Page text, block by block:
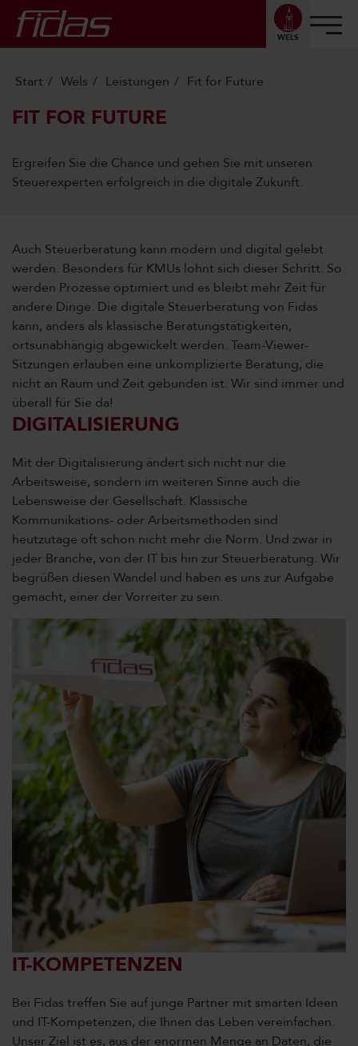
WELS
FIT FOR FUTURE
Start Wels Leistungen Fit for Future
Ergreifen Sie die Chance und gehen Sie mit unseren
Steuerexperten erfolgreich in die digitale Zukunft.
Auch Steuerberatung kann modern und digital gelebt
werden. Besonders für KMUs lohnt sich dieser Schritt. So
werden Prozesse optimiert und es bleibt mehr Zeit für
andere Dinge. Die digitale Steuerberatung von Fidas
kann, anders als klassische Beratungstätigkeiten,
ortsunabhängig abgewickelt werden. Team-Viewer-
Sitzungen erlauben eine unkomplizierte Beratung, die
nicht an Raum und Zeit gebunden ist. Wir sind immer und
überall für Sie da!
DIGITALISIERUNG
Mit der Digitalisierung ändert sich nicht nur die
Arbeitsweise, sondern im weiteren Sinne auch die
Lebensweise der Gesellschaft. Klassische
Kommunikations- oder Arbeitsmethoden sind
heutzutage oft schon nicht mehr die Norm. Und zwar in
jeder Branche, von der IT bis hin zur Steuerberatung. Wir
begrüßen diesen Wandel und haben es uns zur Aufgabe
gemacht, einer der Vorreiter zu sein.
IT-KOMPETENZEN
Bei Fidas treffen Sie auf junge Partner mit smarten Ideen
und IT-Kompetenzen, die Ihnen das Leben vereinfachen.
Unser Ziel ist es, aus der enormen Menge an Daten, die